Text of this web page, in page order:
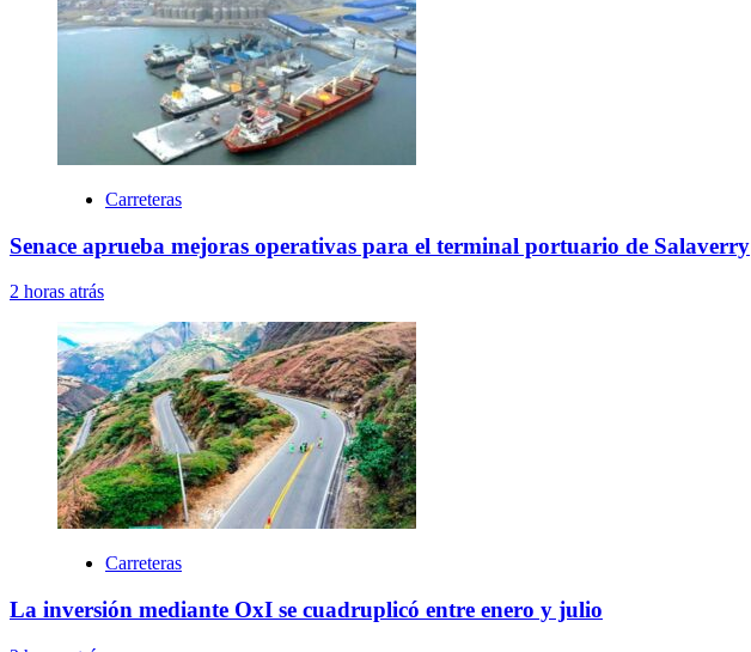
Carreteras
Senace aprueba mejoras operativas para el terminal portuario de Salaverry
2 horas atrás
Carreteras
La inversión mediante OxI se cuadruplicó entre enero y julio